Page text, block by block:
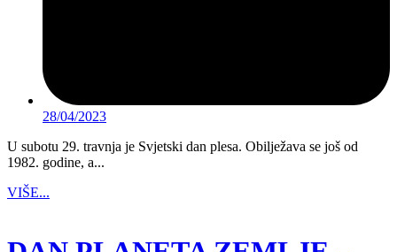
28/04/2023
U subotu 29. travnja je Svjetski dan plesa. Obilježava se još od
1982. godine, a...
VIŠE...